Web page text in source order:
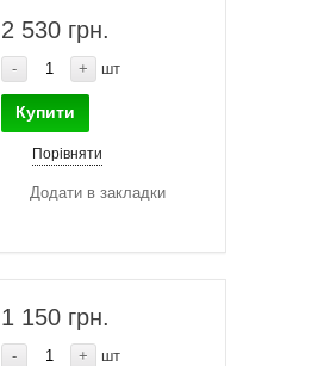
2 530 грн.
- + шт
Купити
Порівняти
Додати в закладки
1 150 грн.
- + шт